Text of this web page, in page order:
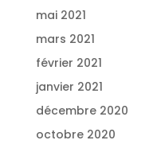
mai 2021
mars 2021
février 2021
janvier 2021
décembre 2020
octobre 2020